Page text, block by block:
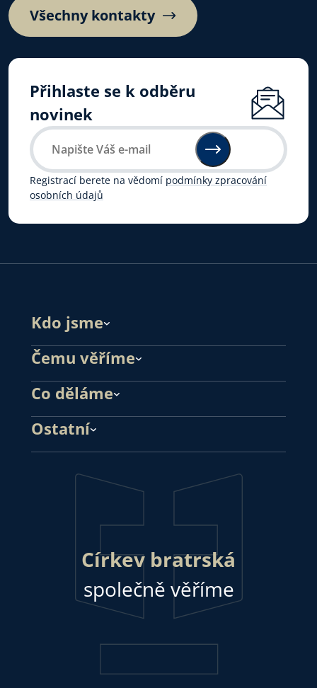
Všechny kontakty
Přihlaste se k odběru
novinek
Registrací berete na vědomí podmínky zpracování
osobních údajů
Kdo jsme
Čemu věříme
Co děláme
Ostatní
Církev bratrská
společně věříme